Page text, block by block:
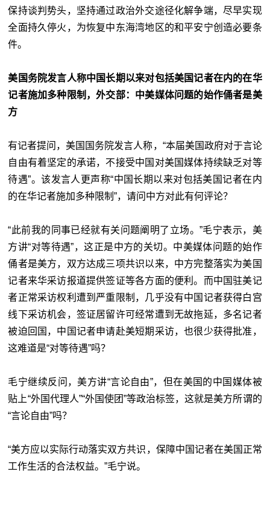
保持谈判势头，坚持通过政治外交途径化解争端，尽早实现
全面持久停火，为恢复中东海湾地区的和平安宁创造必要条
件。
美国务院发言人称中国长期以来对包括美国记者在内的在华
记者施加多种限制，外交部：中美媒体问题的始作俑者是美
方
有记者提问，美国国务院发言人称，“本届美国政府对于言论
自由有着坚定的承诺，不接受中国对美国媒体持续缺乏对等
待遇”。该发言人更声称“中国长期以来对包括美国记者在内
的在华记者施加多种限制”，请问中方对此有何评论？
“此前我的同事已经就有关问题阐明了立场。”毛宁表示，美
方讲“对等待遇”，这正是中方的关切。中美媒体问题的始作
俑者是美方，双方达成三项共识以来，中方完整落实为美国
记者来华采访报道提供签证等各方面的便利。而中国驻美记
者正常采访权利遭到严重限制，几乎没有中国记者获得白宫
线下采访机会，签证居留许可经常遭到无故拖延，多名记者
被迫回国，中国记者申请赴美短期采访，也很少获得批准，
这难道是“对等待遇”吗？
毛宁继续反问，美方讲“言论自由”，但在美国的中国媒体被
贴上“外国代理人”“外国使团”等政治标签，这就是美方所谓的
“言论自由”吗？
“美方应以实际行动落实双方共识，保障中国记者在美国正常
工作生活的合法权益。”毛宁说。